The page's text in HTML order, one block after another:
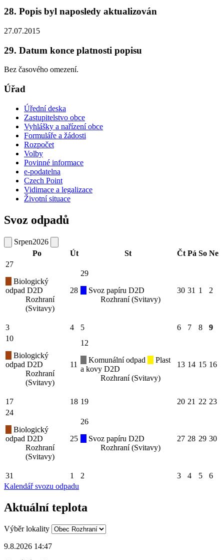
28. Popis byl naposledy aktualizován
27.07.2015
29. Datum konce platnosti popisu
Bez časového omezení.
Úřad
Úřední deska
Zastupitelstvo obce
Vyhlášky a nařízení obce
Formuláře a žádosti
Rozpočet
Volby
Povinné informace
e-podatelna
Czech Point
Vidimace a legalizace
Životní situace
Svoz odpadů
Srpen2026
Po
Út St Čt Pá So Ne
27
Biologický
odpad D2D
Rozhraní
(Svitavy)
28
29
Svoz papíru D2D
Rozhraní (Svitavy)
30 31 1 2
3 4 5 6 7 8
9
10
Biologický
odpad D2D
Rozhraní
(Svitavy)
11
12
Komunální odpad
Plast
a kovy D2D
Rozhraní (Svitavy)
13 14 15 16
17 18 19 20 21 22 23
24
Biologický
odpad D2D
Rozhraní
(Svitavy)
25
26
Svoz papíru D2D
Rozhraní (Svitavy)
27 28 29 30
31 1 2 3 4 5
6
Kalendář svozu odpadu
Aktuální teplota
Výběr lokality
9.8.2026 14:47